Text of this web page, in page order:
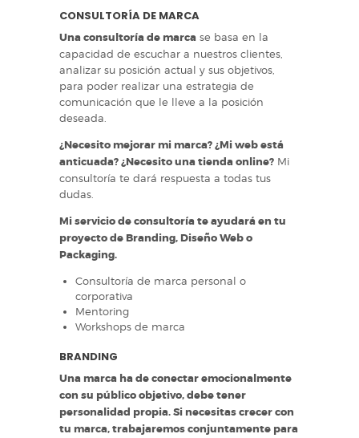
CONSULTORÍA DE MARCA
Una consultoría de marca se basa en la
capacidad de escuchar a nuestros clientes,
analizar su posición actual y sus objetivos,
para poder realizar una estrategia de
comunicación que le lleve a la posición
deseada.
¿Necesito mejorar mi marca? ¿Mi web está
anticuada? ¿Necesito una tienda online? Mi
consultoría te dará respuesta a todas tus
dudas.
Mi servicio de consultoría te ayudará en tu
proyecto de Branding, Diseño Web o
Packaging.
Consultoría de marca personal o
corporativa
Mentoring
Workshops de marca
BRANDING
Una marca ha de conectar emocionalmente
con su público objetivo, debe tener
personalidad propia. Si necesitas crecer con
tu marca, trabajaremos conjuntamente para